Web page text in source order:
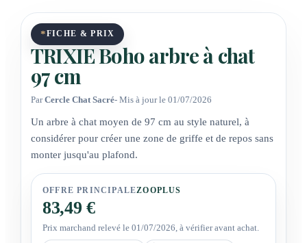
*FICHE & PRIX
TRIXIE Boho arbre à chat
97 cm
ParCercle Chat Sacré- Mis à jour le 01/07/2026
Un arbre à chat moyen de 97 cm au style naturel, à
considérer pour créer une zone de griffe et de repos sans
monter jusqu'au plafond.
OFFRE PRINCIPALEZOOPLUS
83,49 €
Prix marchand relevé le 01/07/2026, à vérifier avant achat.